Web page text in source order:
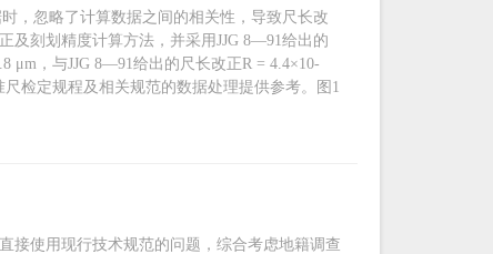
，忽略了计算数据之间的相关性，导致尺长改
及刻划精度计算方法，并采用JJG 8―91给出的
μm，与JJG 8―91给出的尺长改正R = 4.4×10-
检定规程及相关规范的数据处理提供参考。图1
接使用现行技术规范的问题，综合考虑地籍调查